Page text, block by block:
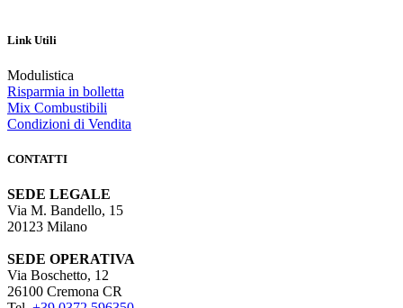
Link Utili
Modulistica
Risparmia in bolletta
Mix Combustibili
Condizioni di Vendita
CONTATTI
SEDE LEGALE
Via M. Bandello, 15
20123 Milano
SEDE OPERATIVA
Via Boschetto, 12
26100 Cremona CR